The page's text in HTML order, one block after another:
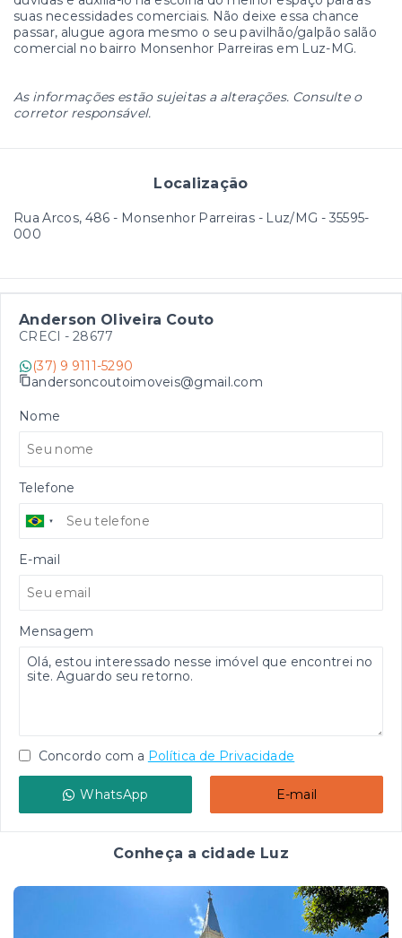
suas necessidades comerciais. Não deixe essa chance
passar, alugue agora mesmo o seu pavilhão/galpão salão
comercial no bairro Monsenhor Parreiras em Luz-MG.
As informações estão sujeitas a alterações. Consulte o
corretor responsável.
Localização
Rua Arcos, 486 - Monsenhor Parreiras - Luz/MG - 35595-
000
Anderson Oliveira Couto
CRECI - 28677
(37) 9 9111-5290
andersoncoutoimoveis@gmail.com
Nome
Telefone
E-mail
Mensagem
Concordo com a Política de Privacidade
WhatsApp E-mail
Conheça a cidade Luz